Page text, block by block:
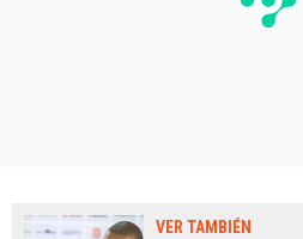
VER TAMBIÉN